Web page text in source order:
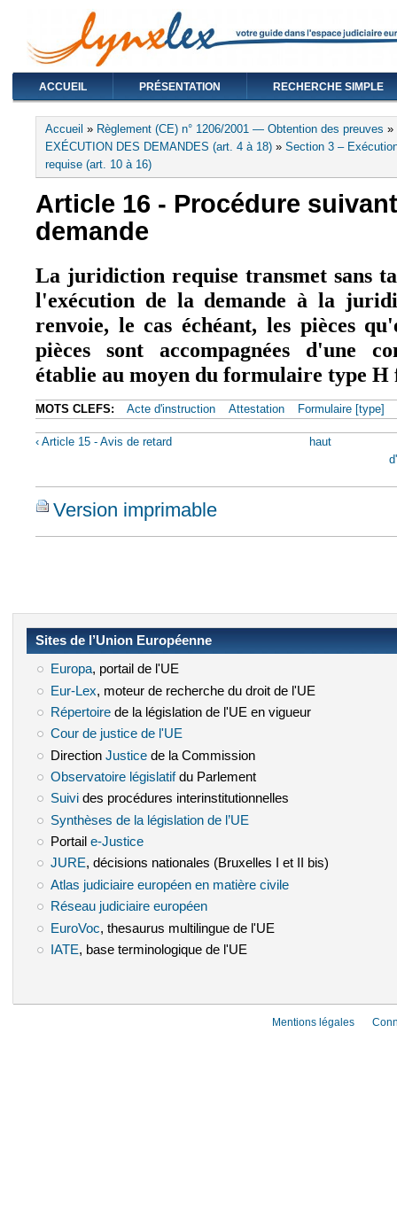
ACCUEIL PRÉSENTATION RECHERCHE SIMPLE
Vous êtes ici
Accueil » Règlement (CE) n° 1206/2001 — Obtention des preuves »
EXÉCUTION DES DEMANDES (art. 4 à 18) » Section 3 –
requise (art. 10 à 16)
Article 16 - Procédure
demande
La juridiction requise transmet sans
l'exécution de la demande à la
renvoie, le cas échéant, les pièces
pièces sont accompagnées d'une
établie au moyen du formulaire type H
MOTS CLEFS: Acte d'instruction Attestation Formulaire [type]
‹ Article 15 - Avis de retard
haut
Version imprimable
Sites de l’Union Européenne
Europa(le lien est externe)
, portail de l'UE
Eur-Lex (le lien est externe)
, moteur de recherche du droit de l'UE
Répertoire(le lien est externe)
de la législation de l'UE en vigueur
Cour de justice de l'UE
Direction Justice(le lien est externe)
de la Commission
Observatoire législatif(le lien est externe)
du Parlement
Suivi(le lien est externe)
des procédures interinstitutionnelles
Synthèses de la législation de l’UE
Portail e-Justice(le lien est externe)
JURE(le lien est externe)
, décisions nationales (Bruxelles I et II bis)
Atlas judiciaire européen en matière civile(le lien est externe)
Réseau judiciaire européen(le lien est externe)
EuroVoc (le lien est externe)
, thesaurus multilingue de l'UE
IATE (le lien est externe)
, base terminologique de l'UE
Mentions légales